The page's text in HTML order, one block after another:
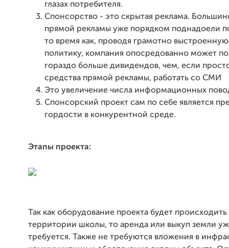
глазах потребителя.
Спонсорство - это скрытая реклама.
прямой рекламы уже порядком поднадоели
то время как, проводя грамотно
политику, компания опосредованно может
гораздо больше дивидендов, чем, если
средства прямой рекламы, работать со СМИ
Это увеличение числа информационных
Спонсорский проект сам по себе является
гордости в конкурентной среде.
Этапы проекта:
Так как оборудование проекта будет происходить
территории школы, то аренда или выкуп земли
требуется. Также не требуются вложения в